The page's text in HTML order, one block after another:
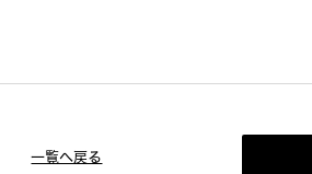
一覧へ戻る